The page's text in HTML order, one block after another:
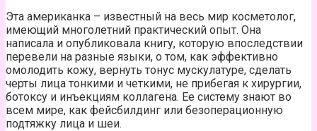
Эта американка – известный на весь мир косметолог,
имеющий многолетний практический опыт. Она
написала и опубликовала книгу, которую впоследствии
перевели на разные языки, о том, как эффективно
омолодить кожу, вернуть тонус мускулатуре, сделать
черты лица тонкими и четкими, не прибегая к хирургии,
ботоксу и инъекциям коллагена. Ее систему знают во
всем мире, как фейсбилдинг или безоперационную
подтяжку лица и шеи.